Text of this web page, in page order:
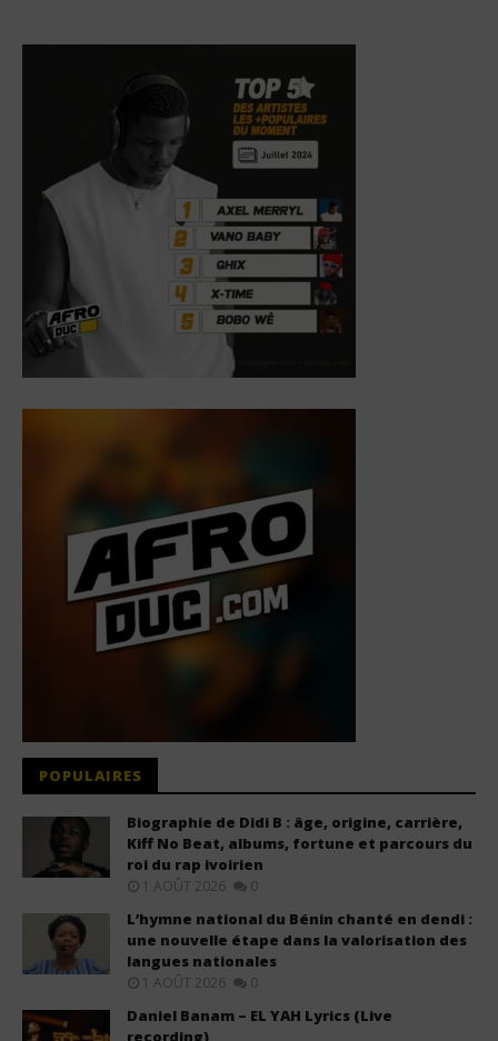
POPULAIRES
Biographie de Didi B : âge, origine, carrière,
Kiff No Beat, albums, fortune et parcours du
roi du rap ivoirien
1 AOÛT 2026 0
L’hymne national du Bénin chanté en dendi :
une nouvelle étape dans la valorisation des
langues nationales
1 AOÛT 2026 0
Daniel Banam – EL YAH Lyrics (Live
recording)